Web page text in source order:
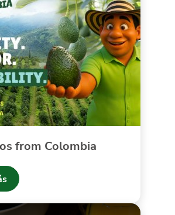
from Colombia